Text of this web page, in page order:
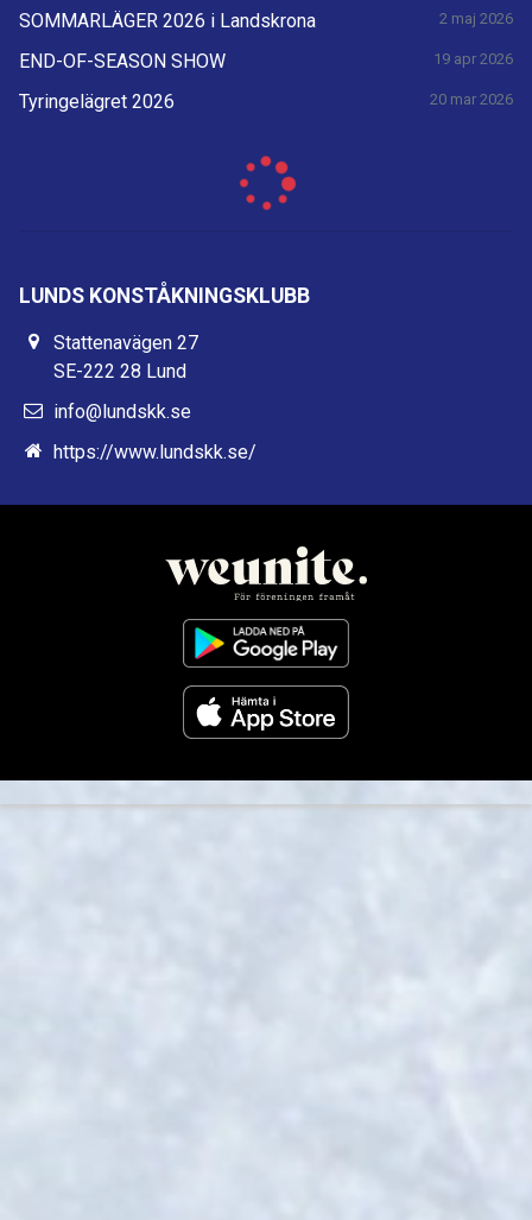
SOMMARLÄGER 2026 i Landskrona 2 maj 2026
END-OF-SEASON SHOW 19 apr 2026
Tyringelägret 2026 20 mar 2026
LUNDS KONSTÅKNINGSKLUBB
Stattenavägen 27
SE-222 28 Lund
info@lundskk.se
https://www.lundskk.se/